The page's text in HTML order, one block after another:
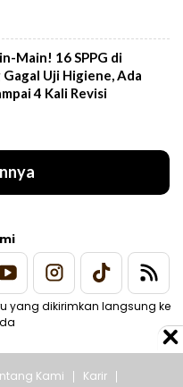
Main! 16 SPPG di
Gagal Uji Higiene, Ada
4 Kali Revisi
yang dikirimkan langsung ke
Kami Karir